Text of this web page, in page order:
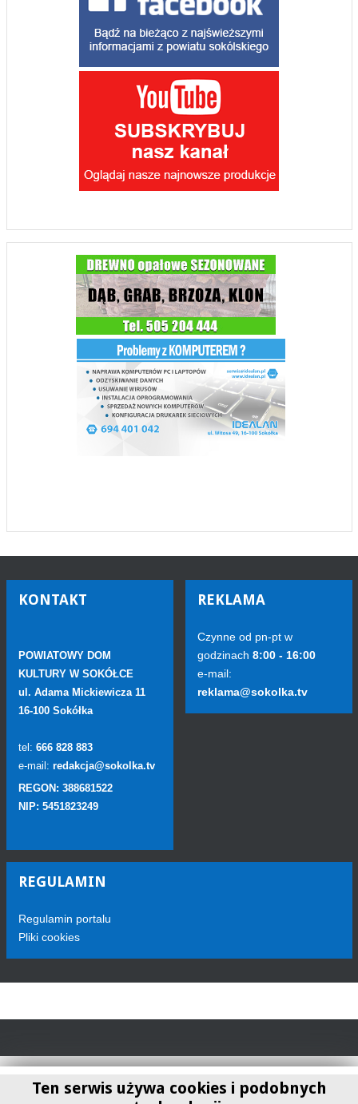
KONTAKT
POWIATOWY DOM
KULTURY W SOKÓŁCE
ul. Adama Mickiewicza 11
16-100 Sokółka
tel: 666 828 883
e-mail: redakcja@sokolka.tv
REGON: 388681522
NIP: 5451823249
REKLAMA
Czynne od pn-pt w
godzinach 8:00 - 16:00
e-mail:
reklama@sokolka.tv
REGULAMIN
Regulamin portalu
Pliki cookies
Ten serwis używa cookies i podobnych